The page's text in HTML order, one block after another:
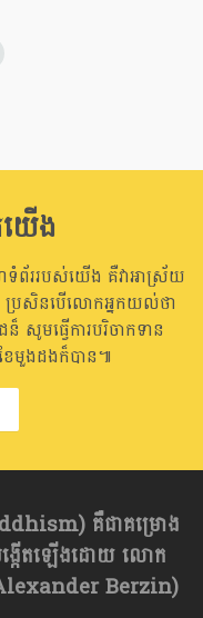
ើង
ហទំព័ររបស់យើង គឺវាអាស្រ័យ
ប្រសិនបើលោកអ្នកយល់ថា
មធ្វើការបរិចាកទាន
មួងដងក៏បាន៕
គឺជាគម្រោង
កើតឡើងដោយ លោក
Berzin)